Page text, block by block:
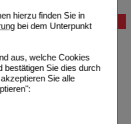
hierzu finden Sie in
bei dem Unterpunkt
aus, welche Cookies
bestätigen Sie dies durch
Sie alle
Bestellung
Zahlungsmöglichkeiten
Rezepte einlösen
Freiumschläge anfordern
Freiumschläge downloaden